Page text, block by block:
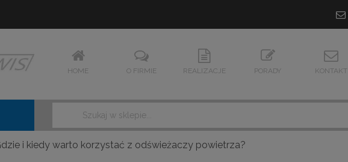
HOME O FIRMIE REALIZACJE PORADY KONTAKT
i kiedy warto korzystać z odświeżaczy powietrza?